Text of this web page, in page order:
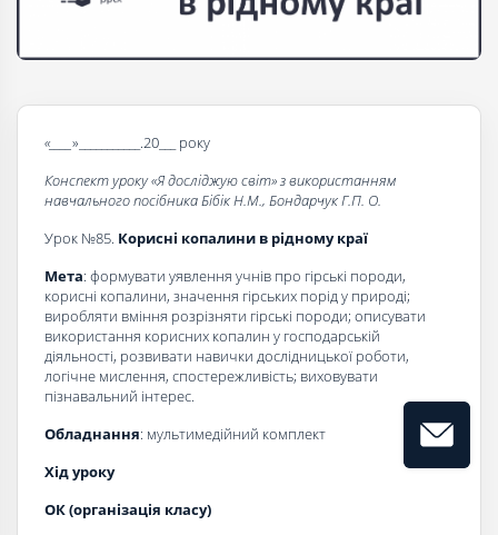
«____ »___________.20___ року
Конспект уроку «Я досліджую світ» з використанням
навчального посібника Бібік Н.М., Бондарчук Г.П. О.
Урок №85. Корисні копалини в рідному краї
Мета: формувати уявлення учнів про гірські породи,
корисні копалини, значення гірських порід у природі;
виробляти вміння розрізняти гірські породи; описувати
використання корисних копалин у господарській
діяльності, розвивати навички дослідницької роботи,
логічне мислення, спостережливість; виховувати
пізнавальний інтерес.
Обладнання: мультимедійний комплект
Хід уроку
ОК (організація класу)